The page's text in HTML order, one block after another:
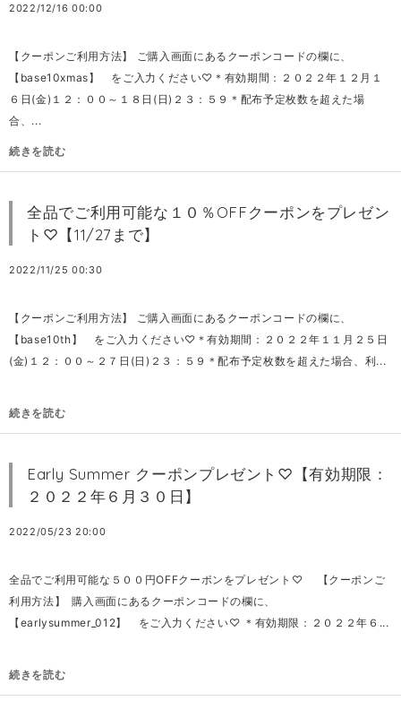
2022/12/16 00:00
【クーポンご利用方法】 ご購入画面にあるクーポンコードの欄に、
【base10xmas】 をご入力ください♡＊有効期間：２０２２年１２月１
６日(金)１２：００～１８日(日)２３：５９＊配布予定枚数を超えた場
合、...
続きを読む
全品でご利用可能な１０％OFFクーポンをプレゼン
ト♡【11/27まで】
2022/11/25 00:30
【クーポンご利用方法】 ご購入画面にあるクーポンコードの欄に、
【base10th】 をご入力ください♡＊有効期間：２０２２年１１月２５日
(金)１２：００～２７日(日)２３：５９＊配布予定枚数を超えた場合、利...
続きを読む
Early Summer クーポンプレゼント♡【有効期限：
２０２２年６月３０日】
2022/05/23 20:00
全品でご利用可能な５００円OFFクーポンをプレゼント♡ 【クーポンご
利用方法】 購入画面にあるクーポンコードの欄に、
【earlysummer_012】 をご入力ください♡ ＊有効期限：２０２２年６...
続きを読む